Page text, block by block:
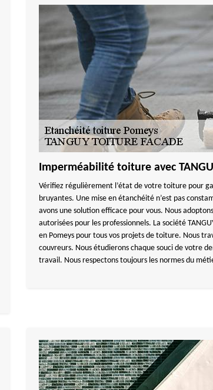
Imperméabilité toiture avec
Vérifiez régulièrement l’état de votre toiture pour
bruyantes. Une mise en étanchéité n’est pas
avons une solution efficace pour vous. Nous
autorisées pour les professionnels. La société
en Pomeys pour tous vos projets de toiture. Nous
couvreurs. Nous étudierons chaque souci de votre
travail. Nous respectons toujours les normes du